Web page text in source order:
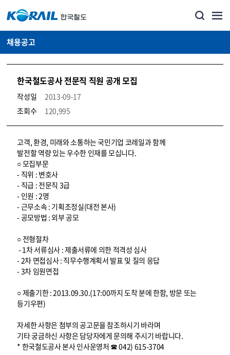
채용공고
한국철도공사 전문직 직원 공개 모집
작성일
2013-09-17
조회수
120,995
코레일소개_경영공시_채용공고 상세보기 – 내용, 파일, 담당자 연락처로 구성
고객, 환경, 미래와 소통하는 국민기업 코레일과 함께
발전할 역량 있는 우수한 인재를 모십니다.
○ 모집부문
- 직위 : 변호사
- 직급 : 전문직 3급
- 인원 : 2명
- 근무소속 : 기획조정실(대전 본사)
- 공모방법 : 외부 공모
○ 전형절차
- 1차 서류심사 : 제출서류에 의한 적격성 심사
- 2차 면접심사 : 직무수행계획서 발표 및 질의 응답
- 3차 임원면접
○ 제출기한 : 2013.09.30.(17:00까지 도착 분에 한함, 방문 또는
등기우편)
자세한 사항은 첨부의 공고문을 참조하시기 바라며
기타 궁금하신 사항은 담당자에게 문의해 주시기 바랍니다.
* 한국철도공사 본사 인사운영처 ☎ 042) 615-3704